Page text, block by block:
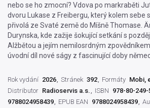
nebo se ho zmocní? Vdova po markraběti
dvoru Lukase z Freibergu, který kolem sebe
přivolá ze Svaté země do Míšně Thomase.
Durynska, kde zažije šokující setkání s
Alžbětou a jejím nemilosrdným
úvodní díl nové ságy z fascinující doby
Rok vydání 2026 Stránek 392 Formáty Mobi,
Distributor Radioservis a.s. ISBN 978-80-249-
9788024958439
EPUB EAN 9788024958439